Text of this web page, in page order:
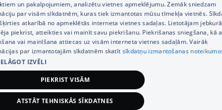
RUSSIAN
ENGLISH
un pakalpojumiem, analizētu vietnes apmeklējumu. Zemāk sniedzam
par visām sīkdatnēm, kuras tiek izmantotas mūsu tīmekļa vietnēs.
atkarībā no apmeklētās interneta vietnes sadaļas. Lietotājam
piekrist, atteikties vai mainīt savu piekrišanu. Piekrišanas sniegšana, kā
vai mainīšana attiecas uz visām interneta vietnes sadaļām. Vairāk
par izmantotajām sīkdatnēm skatīt sīkdatņu izmantošanas
IZVĒLI
PIEKRIST VISĀM
ATSTĀT TEHNISKĀS SĪKDATNES